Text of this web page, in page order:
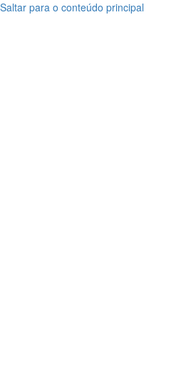
Saltar para o conteúdo principal